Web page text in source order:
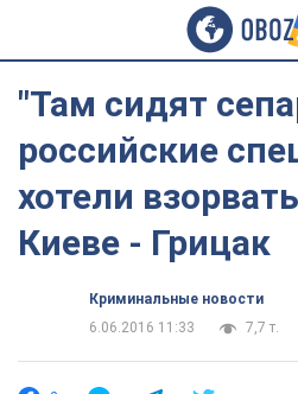
"Там сидят
российские
хотели
Киеве - Грицак
Криминальные новости
6.06.2016 11:33
7,7 т.